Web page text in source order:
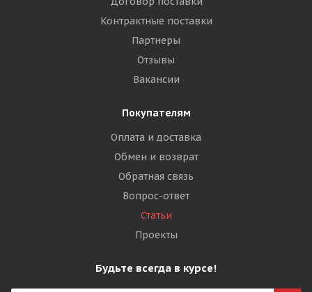
Контрактные поставки
Партнеры
Отзывы
Вакансии
Покупателям
Оплата и доставка
Обмен и возврат
Обратная связь
Вопрос-ответ
Статьи
Проекты
Будьте всегда в курсе!